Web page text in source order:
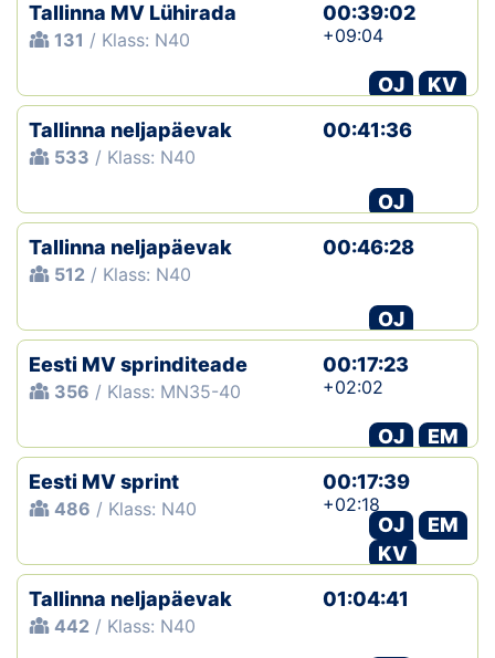
Tallinna MV Lühirada
131 / Klass: N40
00:39:02
+09:04
OJ
KV
Tallinna neljapäevak
533 / Klass: N40
00:41:36
OJ
Tallinna neljapäevak
512 / Klass: N40
00:46:28
OJ
Eesti MV sprinditeade
356 / Klass: MN35-40
00:17:23
+02:02
OJ
EM
Eesti MV sprint
486 / Klass: N40
00:17:39
+02:18
OJ
EM
KV
Tallinna neljapäevak
442 / Klass: N40
01:04:41